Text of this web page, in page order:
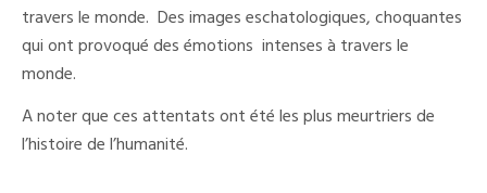
travers le monde. Des images eschatologiques, choquantes
qui ont provoqué des émotions intenses à travers le
monde.
A noter que ces attentats ont été les plus meurtriers de
l’histoire de l’humanité.